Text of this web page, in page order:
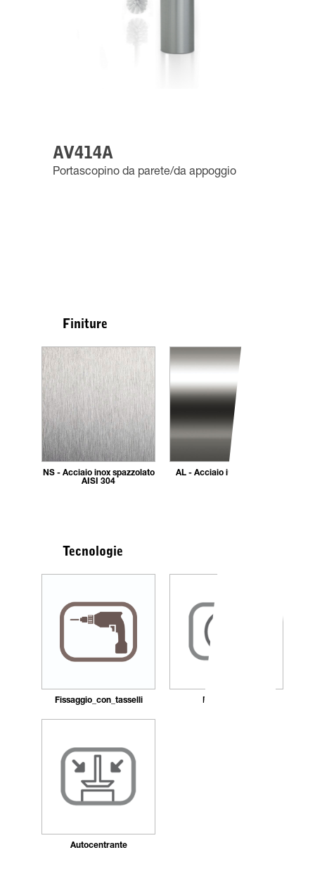
AV414A
Portascopino da parete/da appoggio
Finiture
NS - Acciaio inox spazzolato
AISI 304
AL - Acciaio inox AISI 304
Tecnologie
Fissaggio_con_tasselli Ricaricabile
Autocentrante